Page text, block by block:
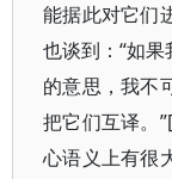
能据此对它们
也谈到：“如
的意思，我不
把它们互译。
心语义上有很